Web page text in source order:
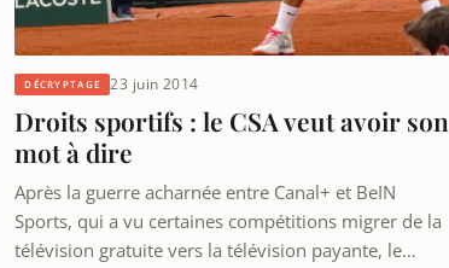
DÉCRYPTAGE 23 juin 2014
Droits sportifs : le CSA veut avoir son
mot à dire
Après la guerre acharnée entre Canal+ et BeIN
Sports, qui a vu certaines compétitions migrer de la
télévision gratuite vers la télévision payante, le…